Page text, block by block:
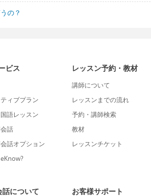
の？
ビス
ィブプラン
語レッスン
話
話オプション
レッスン予約・教材
講師について
レッスンまでの流れ
予約・講師検索
教材
レッスンチケット
について お客様サポート